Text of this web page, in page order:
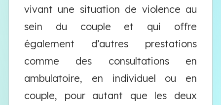
vivant une situation de violence au
sein du couple et qui offre
également d’autres prestations
comme des consultations en
ambulatoire, en individuel ou en
couple, pour autant que les deux